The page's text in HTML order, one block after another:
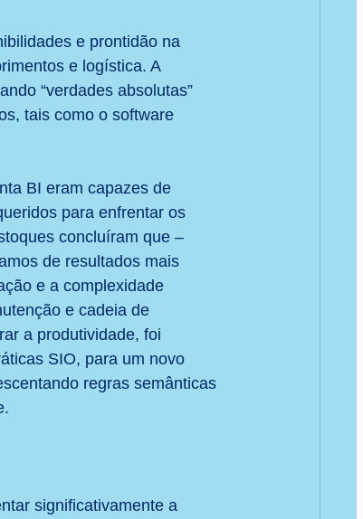
e prontidão na
e logística. A
“verdades absolutas”
tais como o software
BI eram capazes de
para enfrentar os
concluíram que –
de resultados mais
e a complexidade
e cadeia de
a produtividade, foi
SIO, para um novo
regras semânticas
significativamente a